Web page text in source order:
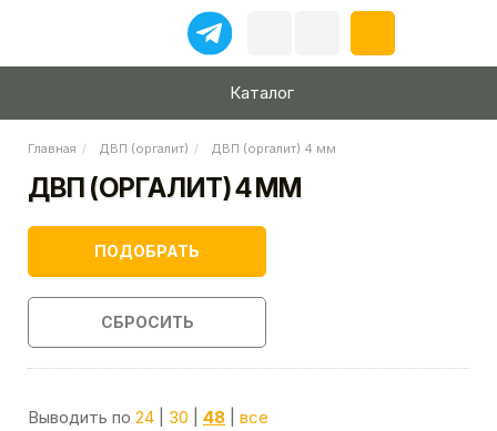
Каталог
Главная ДВП (оргалит) ДВП (оргалит) 4 мм
ДВП (ОРГАЛИТ) 4 ММ
ПОДОБРАТЬ
СБРОСИТЬ
Выводить по 24 30 48 все